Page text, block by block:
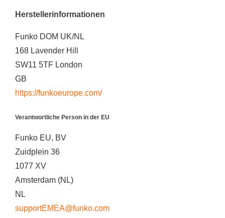
Herstellerinformationen
Funko DOM UK/NL
168 Lavender Hill
SW11 5TF London
GB
https://funkoeurope.com/
Verantwortliche Person in der EU
Funko EU, BV
Zuidplein 36
1077 XV
Amsterdam (NL)
NL
supportEMEA@funko.com